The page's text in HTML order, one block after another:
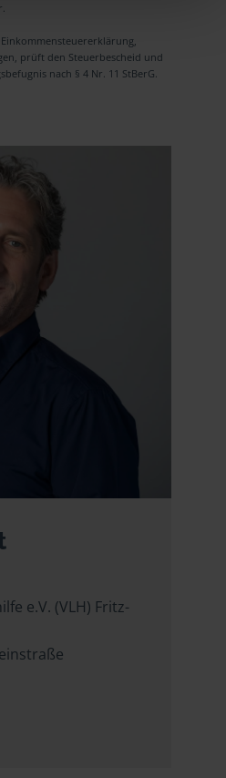
prüft den Steuerbescheid und
nach § 4 Nr. 11 StBerG.
e.V. (VLH) Fritz-